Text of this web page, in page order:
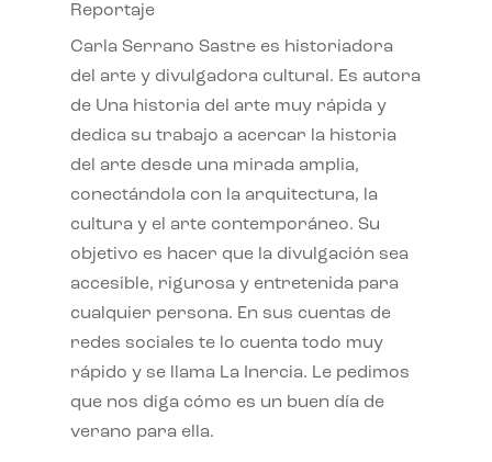
Reportaje
Carla Serrano Sastre es historiadora
del arte y divulgadora cultural. Es autora
de Una historia del arte muy rápida y
dedica su trabajo a acercar la historia
del arte desde una mirada amplia,
conectándola con la arquitectura, la
cultura y el arte contemporáneo. Su
objetivo es hacer que la divulgación sea
accesible, rigurosa y entretenida para
cualquier persona. En sus cuentas de
redes sociales te lo cuenta todo muy
rápido y se llama La Inercia. Le pedimos
que nos diga cómo es un buen día de
verano para ella.